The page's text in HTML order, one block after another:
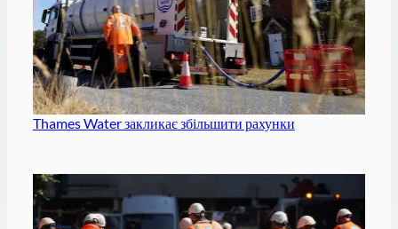
Thames Water закликає збільшити рахунки